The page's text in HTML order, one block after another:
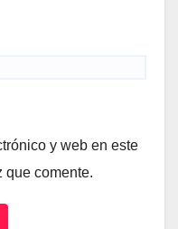
y web en este
que comente.